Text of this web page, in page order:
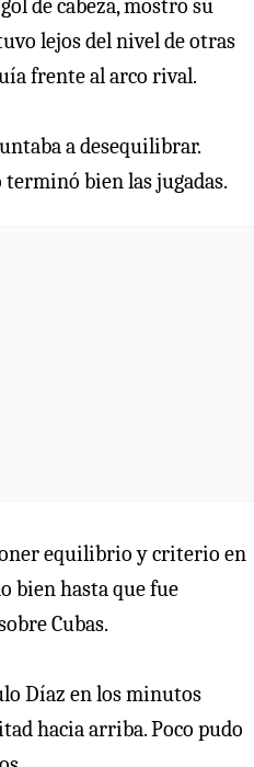
de cabeza, mostró su
lejos del nivel de otras
frente al arco rival.
a desequilibrar.
bien las jugadas.
equilibrio y criterio en
bien hasta que fue
Cubas.
Díaz en los minutos
hacia arriba. Poco pudo